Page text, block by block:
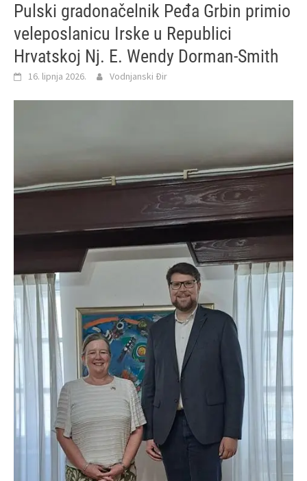
Pulski gradonačelnik Peđa Grbin primio
veleposlanicu Irske u Republici
Hrvatskoj Nj. E. Wendy Dorman-Smith
16. lipnja 2026. Vodnjanski Đir